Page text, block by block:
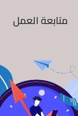
متابعة العمل